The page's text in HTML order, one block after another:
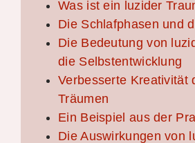
Was ist ein luzider
Die Schlafphasen und
Die Bedeutung von
die Selbstentwicklung
Verbesserte Kreativität
Träumen
Ein Beispiel aus der
Die Auswirkungen von